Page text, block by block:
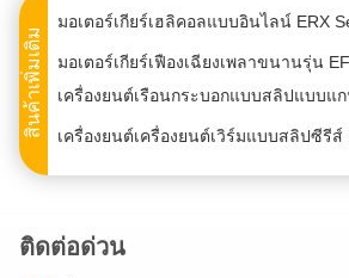
สินค้าเพิ่มเติม
มอเตอร์เกียร์เฮลิคอลแบบอินไลน์ ERX
มอเตอร์เกียร์เฟืองเฉียงเพลาขนานรุ่น EF
เครื่องยนต์เครื่องยนต์เวิร์มแบบสลิปซีรีส์
ติดต่อด่วน